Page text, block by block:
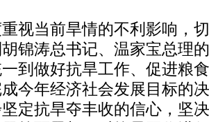
当前旱情的不利影响，
锦涛总书记、温家宝总理
到做好抗旱工作、促进粮
今年经济社会发展目标的
定抗旱夺丰收的信心，坚